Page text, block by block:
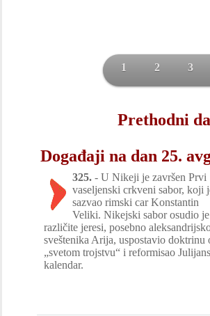
1 2 3
Prethodni
Događaji na dan 25.
325. - U Nikeji je završen Prvi
vaseljenski crkveni sabor, koji
sazvao rimski car Konstantin
Veliki. Nikejski sabor osudio je
različite jeresi, posebno
sveštenika Arija, uspostavio doktrinu
„svetom trojstvu“ i reformisao
kalendar.